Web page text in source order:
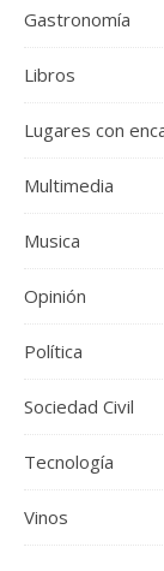
Gastronomía
Libros
Lugares con
Multimedia
Musica
Opinión
Política
Sociedad Civil
Tecnología
Vinos